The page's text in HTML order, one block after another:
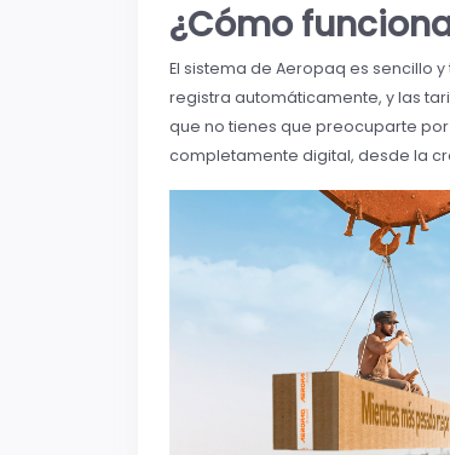
¿Cómo
El sistema de Aeropaq es sencillo
registra automáticamente, y las
que no tienes que preocuparte
completamente digital, desde la